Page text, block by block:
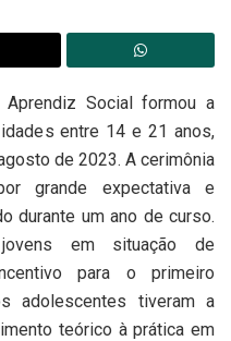
Aprendiz Social formou a
entre 14 e 21 anos,
de 2023. A cerimônia
grande expectativa e
durante um ano de curso.
em situação de
para o primeiro
adolescentes tiveram a
teórico à prática em